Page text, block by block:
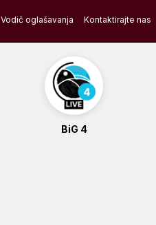
Vodič oglašavanja Kontaktirajte nas
BiG 4